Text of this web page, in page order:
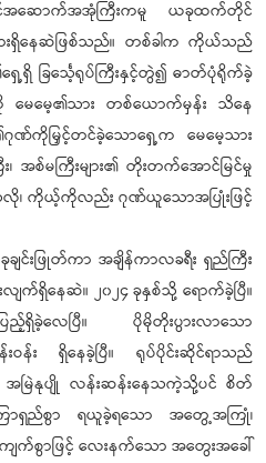
င်အဆောက်အအုံကြီးကမူ ယခုထက်တိုင်
ားရှိနေဆဲဖြစ်သည်။ တစ်ခါက ကိုယ်သည်
ခြင်္သေ့ရုပ်ကြီးနှင့်တွဲ၍ ဓာတ်ပုံရိုက်ခဲ့
မေ့၏သား တစ်ယောက်မှန်း သိနေ
မြှင့်တင်ခဲ့သောရှေ့က မေမေ့သား
အစ်မကြီးများ၏ တိုးတက်အောင်မြင်မှု
လို၊ ကိုယ့်ကိုလည်း ဂုဏ်ယူသောအပြုံးဖြင့်
ချင်းဖြုတ်ကာ အချိန်ကာလခရီး ရှည်ကြီး
ရှိနေဆဲ။ ၂၀၂၄ ခုနှစ်သို့ ရောက်ခဲ့ပြီ။
ခဲ့လေပြီ။ ပိုမိုတိုးပွားလာသော
းဝန်း ရှိနေခဲ့ပြီ။ ရုပ်ပိုင်းဆိုင်ရာသည်
မြဲနုပျို လန်းဆန်းနေသကဲ့သို့ပင် စိတ်
ရှည်စွာ ရယူခဲ့ရသော အတွေ့အကြုံ၊
ျက်စွာဖြင့် လေးနက်သော အတွေးအခေါ်